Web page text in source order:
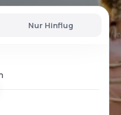
Nur Hinflug